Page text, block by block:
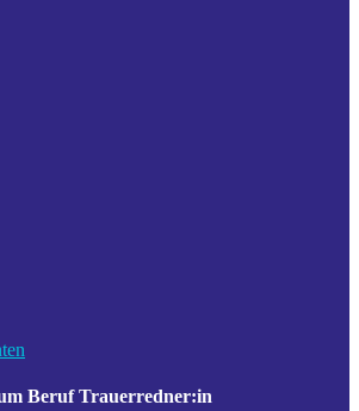
Beruf Trauerredner:in